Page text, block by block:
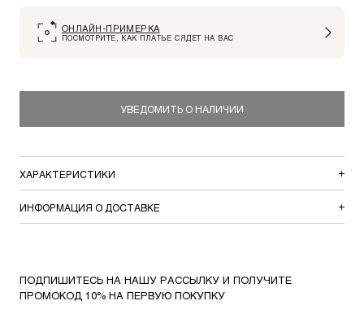
ОНЛАЙН-ПРИМЕРКА
ПОСМОТРИТЕ, КАК ПЛАТЬЕ СЯДЕТ НА ВАС
УВЕДОМИТЬ О НАЛИЧИИ
ХАРАКТЕРИСТИКИ
ИНФОРМАЦИЯ О ДОСТАВКЕ
ПОДПИШИТЕСЬ НА НАШУ РАССЫЛКУ И ПОЛУЧИТЕ
ПРОМОКОД 10% НА ПЕРВУЮ ПОКУПКУ